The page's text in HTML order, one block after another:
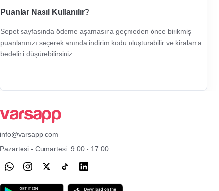
Puanlar Nasıl Kullanılır?
Sepet sayfasında ödeme aşamasına geçmeden önce birikmiş
puanlarınızı seçerek anında indirim kodu oluşturabilir ve kiralama
bedelini düşürebilirsiniz.
info@varsapp.com
Pazartesi - Cumartesi: 9:00 - 17:00